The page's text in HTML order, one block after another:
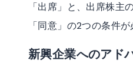
「出席」と、出席株主
「同意」の2つの条件が
新興企業へのアド